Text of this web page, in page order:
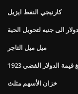
كارنيجي النفط ايزيل
دولار الى جنيه لتحويل الحية
ميل ميل التاجر
قيمة الدولار الفضي 1923
خزان الأسهم مثلث